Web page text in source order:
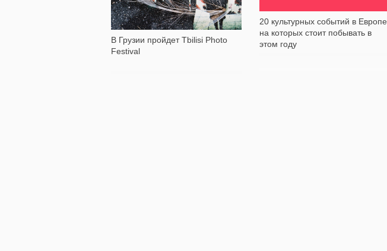
В Грузии пройдет Tbilisi Photo
Festival
20 культурных событий в Европе,
на которых стоит побывать в
этом году